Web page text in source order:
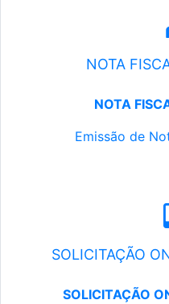
NOTA
NOTA
Emissão de
SOLICITAÇÃO
SOLICITAÇÃO